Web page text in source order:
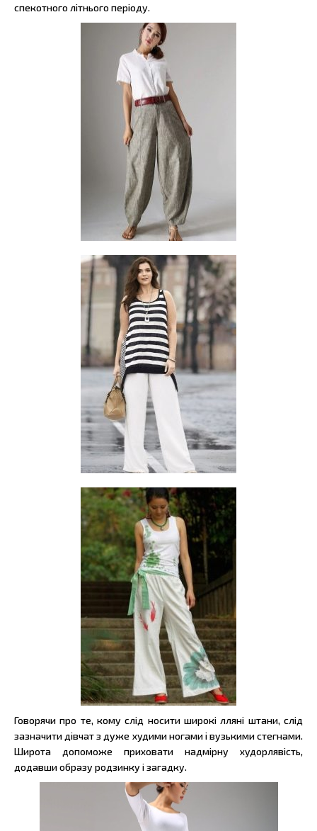
спекотного літнього періоду.
Говорячи про те, кому слід носити широкі лляні штани, слід
зазначити дівчат з дуже худими ногами і вузькими стегнами.
Широта допоможе приховати надмірну худорлявість,
додавши образу родзинку і загадку.